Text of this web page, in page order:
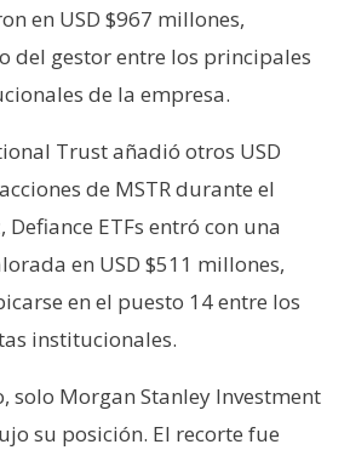
en USD $967 millones,
del gestor entre los principales
de la empresa.
Trust añadió otros USD
de MSTR durante el
Defiance ETFs entró con una
en USD $511 millones,
en el puesto 14 entre los
institucionales.
solo Morgan Stanley Investment
su posición. El recorte fue